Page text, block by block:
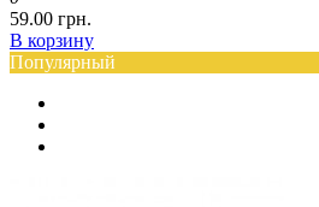
59.00 грн.
В корзину
Популярный